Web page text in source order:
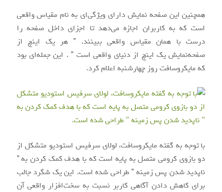
همچنین این صفحه ‌نمایش دارای ویژگی‌ای به نام مقیاس واقعی
است که به کاربران اجازه می‌دهد تا اجزای داخل صفحه را
درست با همان مقیاس واقعی ببینند. ” هر یک اینچ از
صفحه‌نمایش یک اینچ از دنیای واقعی است ” . این جمله‌ای بود
که مایکروسافت روز چهارشنبه اعلام کرد.
با توجه به گفته مایکروسافت، لولای سرفیس استودیو متشکل از
دو بازوی کرومی متصل به پایه است که با هدف کمک کردن به ”
ناپدید شدن پس ‌زمینه ” طراحی ‌شده است. این یک شگرد جالب
برای کاهش دادن آگاهی کاربر نسبت به سخت‌افزار واقعی آن